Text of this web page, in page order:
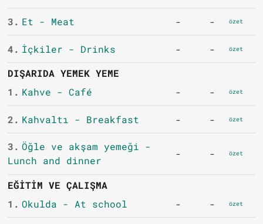
3. Et - Meat - - özet
4. İçkiler - Drinks - - özet
DIŞARIDA YEMEK YEME
1. Kahve - Café - - özet
2. Kahvaltı - Breakfast - - özet
3. Öğle ve akşam yemeği -
Lunch and dinner
- - özet
EĞITIM VE ÇALIŞMA
1. Okulda - At school - - özet